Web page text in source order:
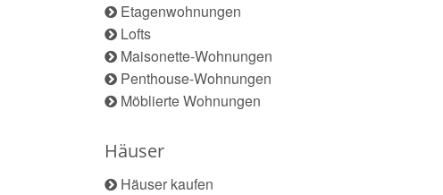
Etagenwohnungen
Lofts
Maisonette-Wohnungen
Penthouse-Wohnungen
Möblierte Wohnungen
Häuser
Häuser kaufen